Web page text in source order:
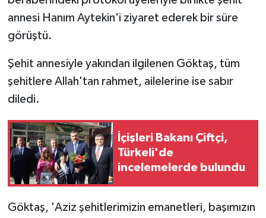
annesi Hanım Aytekin'i ziyaret ederek bir süre
görüştü.
Şehit annesiyle yakından ilgilenen Göktaş, tüm
şehitlere Allah'tan rahmet, ailelerine ise sabır
diledi.
İçişleri Bakanı Çiftçi,
Türkeli'de
incelemelerde bulundu
Göktaş, 'Aziz şehitlerimizin emanetleri, başımızın